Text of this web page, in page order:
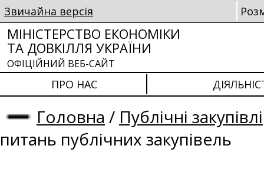
Звичайна версія
МІНІСТЕРСТВО ЕКОНОМІКИ
ТА ДОВКІЛЛЯ УКРАЇНИ
ОФІЦІЙНИЙ ВЕБ-САЙТ
ПРО НАС
Головна / Публічні закупівлі
питань публічних закупівель